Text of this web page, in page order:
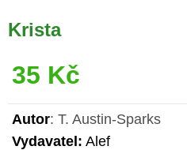
Krista
35 Kč
Autor: T. Austin-Sparks
Vydavatel: Alef